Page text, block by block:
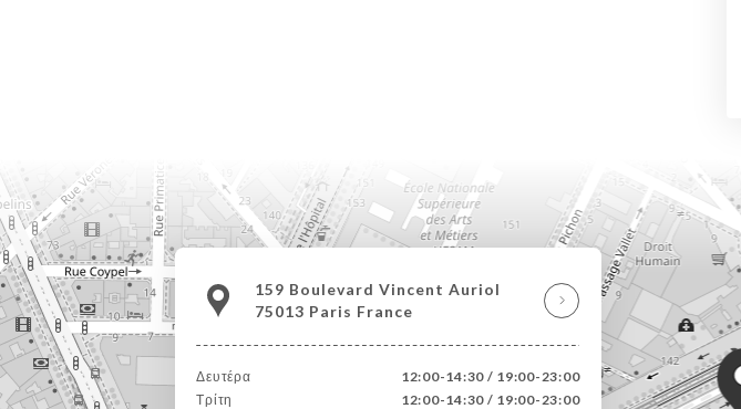
159 Boulevard Vincent Auriol
75013 Paris France
Δευτέρα
12:00-14:30 / 19:00-23:00
Τρίτη
12:00-14:30 / 19:00-23:00